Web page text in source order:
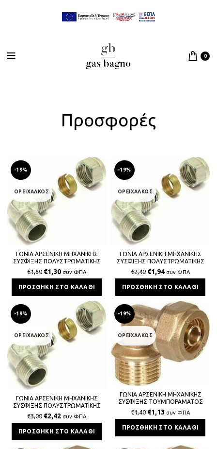
0
Προσφορές
-19%
ΟΡΕΙΧΑΛΚΟΣ
ΓΩΝΙΑ ΑΡΣΕΝΙΚΗ ΜΗΧΑΝΙΚΗΣ
ΣΥΣΦΙΞΗΣ ΠΟΛΥΣΤΡΩΜΑΤΙΚΗΣ
16x2x1/2 BS
€1,60 €1,30 συν ΦΠΑ
ΠΡΟΣΘΉΚΗ ΣΤΟ ΚΑΛΆΘΙ
-19%
ΟΡΕΙΧΑΛΚΟΣ
ΓΩΝΙΑ ΑΡΣΕΝΙΚΗ ΜΗΧΑΝΙΚΗΣ
ΣΥΣΦΙΞΗΣ ΠΟΛΥΣΤΡΩΜΑΤΙΚΗΣ
18x2x1/2 BS
€2,40 €1,94 συν ΦΠΑ
ΠΡΟΣΘΉΚΗ ΣΤΟ ΚΑΛΆΘΙ
-19%
ΟΡΕΙΧΑΛΚΟΣ
ΓΩΝΙΑ ΑΡΣΕΝΙΚΗ ΜΗΧΑΝΙΚΗΣ
ΣΥΣΦΙΞΗΣ ΠΟΛΥΣΤΡΩΜΑΤΙΚΗΣ
20x2x1/2 BS
€3,00 €2,42 συν ΦΠΑ
ΠΡΟΣΘΉΚΗ ΣΤΟ ΚΑΛΆΘΙ
-19%
ΟΡΕΙΧΑΛΚΟΣ
ΓΩΝΙΑ ΑΡΣΕΝΙΚΗ ΜΗΧΑΝΙΚΗΣ
ΣΥΣΦΙΞΗΣ ΤΟΥΜΠΟΡΑΜΑΤΟΣ
15×2,5×1/2 BS
€1,40 €1,13 συν ΦΠΑ
ΠΡΟΣΘΉΚΗ ΣΤΟ ΚΑΛΆΘΙ